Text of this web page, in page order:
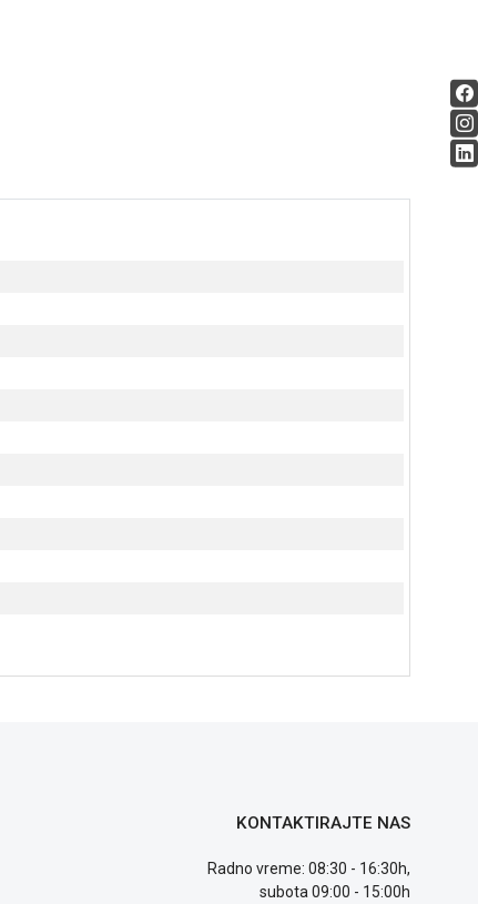
KONTAKTIRAJTE NAS
Radno vreme: 08:30 - 16:30h,
subota 09:00 - 15:00h